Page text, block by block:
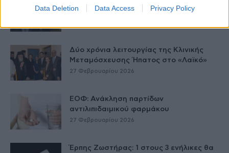
Data Deletion Data Access Privacy Policy
στο Ίλιον – Τι ανακοινώθηκε από...
Δύο χρόνια λειτουργίας της Κλινικής
Μεταμόσχευσης Ήπατος στο «Λαϊκό»
27 Φεβρουαρίου 2026
ΕΟΦ: Ανάκληση παρτίδων
αντιλιπιδαιμικού φαρμάκου
27 Φεβρουαρίου 2026
Έρπης Ζωστήρας: 1 στους 3 ενήλικες θα